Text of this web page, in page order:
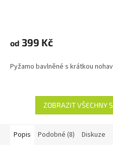
od 399 Kč
Pyžamo bavlněné s krátkou
ZOBRAZIT VŠECHNY
Popis Podobné (8) Diskuze